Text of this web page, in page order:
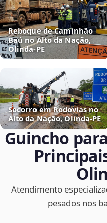
Reboque de Caminhão
Baú no Alto da Nação,
Olinda‑PE
Socorro em Rodovias no
Alto da Nação, Olinda‑PE
Guincho
Atendimento
pesados nos